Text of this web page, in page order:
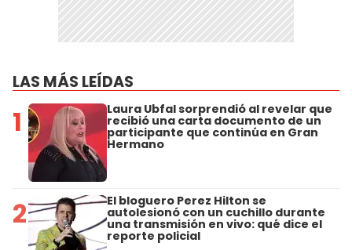
LAS MÁS LEÍDAS
1 Laura Ubfal sorprendió al revelar que
recibió una carta documento de un
participante que continúa en Gran
Hermano
2 El bloguero Perez Hilton se
autolesionó con un cuchillo durante
una transmisión en vivo: qué dice el
reporte policial